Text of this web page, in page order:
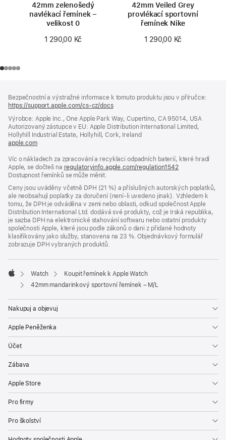
42mm zelenošedý
navlékací řemínek –
velikost 0
1 290,00 Kč
42mm Veiled Grey
provlékací sportovní
řemínek Nike
1 290,00 Kč
Bezpečnostní a výstražné informace k tomuto produktu jsou v příručce:
https://support.apple.com/cs-cz/docs(otevře
v novém
okně)
Výrobce: Apple Inc., One Apple Park Way, Cupertino, CA 95014, USA
Autorizovaný zástupce v EU: Apple Distribution International Limited,
Hollyhill Industrial Estate, Hollyhill, Cork, Ireland
apple.com(otevře
v novém
okně)
Víc o nákladech za zpracování a recyklaci odpadních baterií, které hradí
Apple, se dočteš na regulatoryinfo.apple.com/regulation1542(otevře
v novém
okně)
Dostupnost řemínků se může měnit.
Ceny jsou uváděny včetně DPH (21 %) a příslušných autorských poplatků,
ale neobsahují poplatky za doručení (není-li uvedeno jinak). Vzhledem k
tomu, že DPH je odváděna v zemi nebo oblasti, odkud společnost Apple
Distribution International Ltd. dodává své produkty, což je Irská republika,
je sazba DPH na elektronické stahování softwaru nebo ostatní produkty
společnosti Apple, které jsou podle zákonů o dani z přidané hodnoty
klasifikovány jako služby, stanovena na 23 %. Objednávkový formulář
zobrazuje DPH vybraných produktů.
Apple
Watch
Koupit řemínek k Apple Watch
42mm mandarinkový sportovní řemínek – M/L
Nakupuj a objevuj
Apple Peněženka
Účet
Zábava
Apple Store
Pro firmy
Pro školství